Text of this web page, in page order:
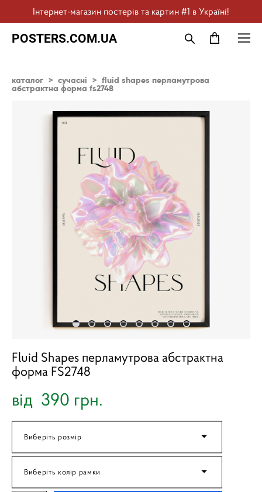
Інтернет-магазин постерів та картин #1 в Україні!
POSTERS.COM.UA
каталог > сучасні > fluid shapes перламутрова
абстрактна форма fs2748
Fluid Shapes перламутрова абстрактна
форма FS2748
від 390 грн.
Виберіть розмір
Виберіть колір рамки